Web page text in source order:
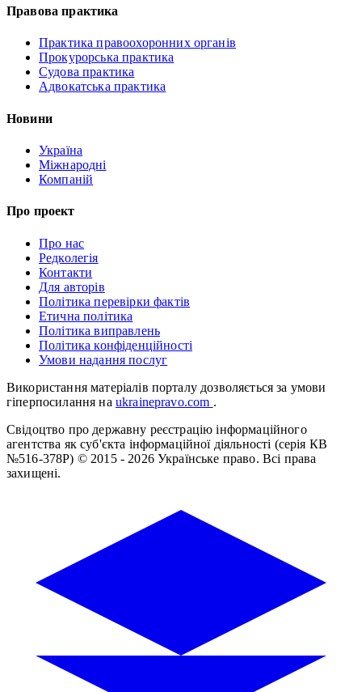
Правова практика
Практика правоохоронних органів
Прокурорська практика
Судова практика
Адвокатська практика
Новини
Україна
Міжнародні
Компаній
Про проект
Про нас
Редколегія
Контакти
Для авторів
Політика перевірки фактів
Етична політика
Політика виправлень
Політика конфіденційності
Умови надання послуг
Використання матеріалів порталу дозволяється за умови
гіперпосилання на ukrainepravo.com .
Свідоцтво про державну реєстрацію інформаційного
агентства як суб'єкта інформаційної діяльності (серія КВ
№516-378Р) © 2015 - 2026 Українське право. Всі права
захищені.